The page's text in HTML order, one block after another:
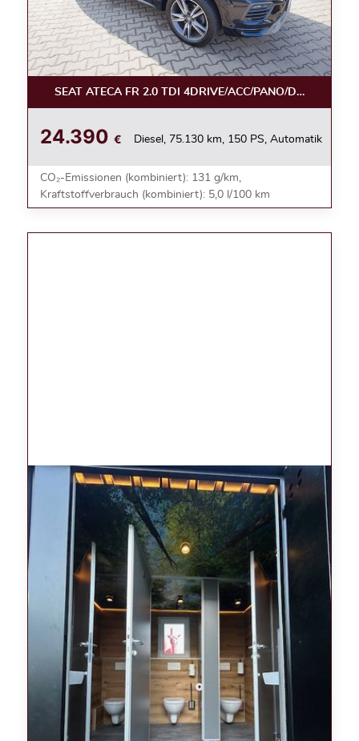
SEAT ATECA FR 2.0 TDI 4DRIVE/ACC/PANO/DSG/NAVI/
24.390 € Diesel, 75.130 km, 150 PS, Automatik
CO₂-Emissionen (kombiniert): 131 g/km,
Kraftstoffverbrauch (kombiniert): 5,0 l/100 km